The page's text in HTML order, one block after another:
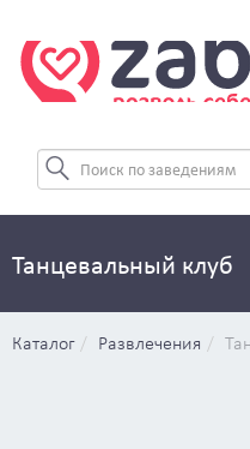
Танцевальный клуб
Каталог Развлечения